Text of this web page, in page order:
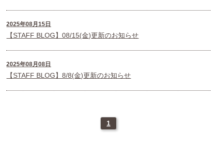
2025年08月15日
【STAFF BLOG】08/15(金)更新のお知らせ
2025年08月08日
【STAFF BLOG】8/8(金)更新のお知らせ
1